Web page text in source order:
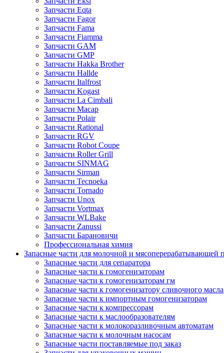
Запчасти Eqta
Запчасти Fagor
Запчасти Fama
Запчасти Fiamma
Запчасти GAM
Запчасти GMP
Запчасти Hakka Brother
Запчасти Hallde
Запчасти Italfrost
Запчасти Kogast
Запчасти La Cimbali
Запчасти Macap
Запчасти Polair
Запчасти Rational
Запчасти RGV
Запчасти Robot Coupe
Запчасти Roller Grill
Запчасти SINMAG
Запчасти Sirman
Запчасти Tecnoeka
Запчасти Tornado
Запчасти Unox
Запчасти Vortmax
Запчасти WLBake
Запчасти Zanussi
Запчасти Барановичи
Профессиональная химия
Запасные части для молочной и мясоперерабатывающей
Запасные части для сепаратора
Запасные части к гомогенизаторам
Запасные части к гомогенизаторам гм
Запасные части к гомогенизатору сливочного масла
Запасные части к импортным гомогенизаторам
Запасные части к компрессорам
Запасные части к маслообразователям
Запасные части к молокоразливочным автоматам
Запасные части к молочным насосам
Запасные части поставляемые под заказ